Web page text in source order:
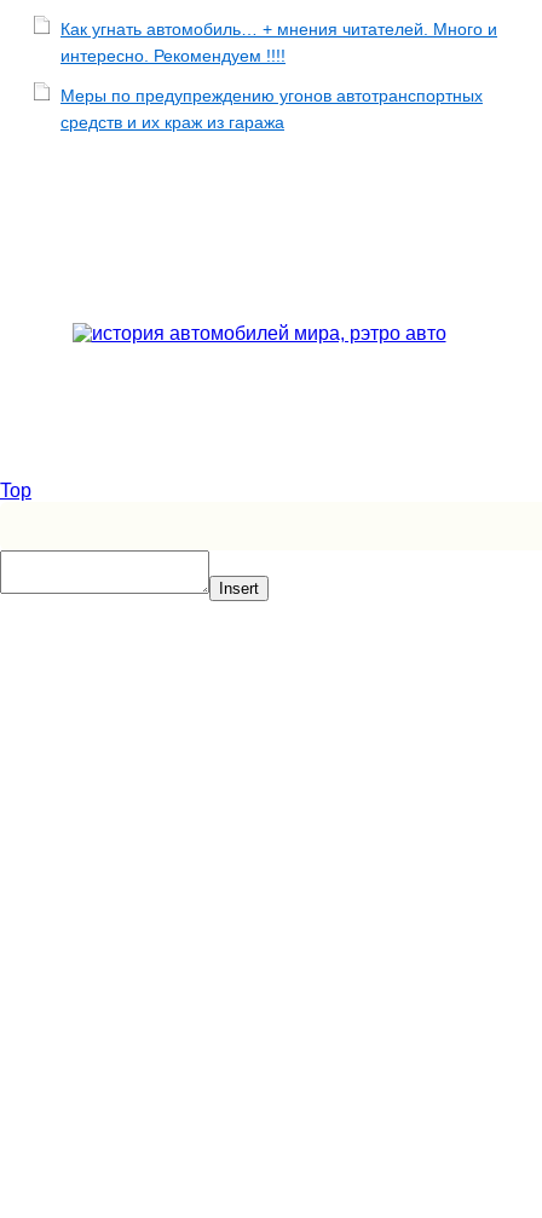
Как угнать автомобиль… + мнения читателей. Много и
интересно. Рекомендуем !!!!
Меры по предупреждению угонов автотранспортных
средств и их краж из гаража
Top
Insert